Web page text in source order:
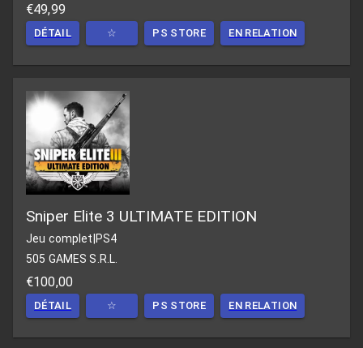
€49,99
DÉTAIL ☆ PS STORE EN RELATION
Sniper Elite 3 ULTIMATE EDITION
Jeu complet PS4
505 GAMES S.R.L.
€100,00
DÉTAIL ☆ PS STORE EN RELATION